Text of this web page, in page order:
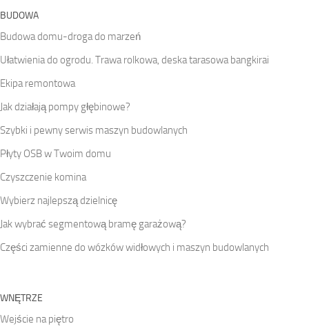
BUDOWA
Budowa domu-droga do marzeń
Ułatwienia do ogrodu. Trawa rolkowa, deska tarasowa bangkirai
Ekipa remontowa
Jak działają pompy głębinowe?
Szybki i pewny serwis maszyn budowlanych
Płyty OSB w Twoim domu
Czyszczenie komina
Wybierz najlepszą dzielnicę
Jak wybrać segmentową bramę garażową?
Części zamienne do wózków widłowych i maszyn budowlanych
WNĘTRZE
Wejście na piętro